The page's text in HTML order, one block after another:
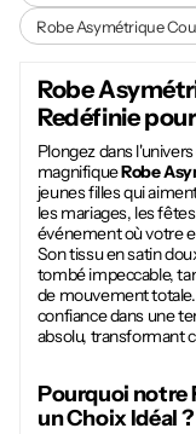
Robe Asymétrique
Robe
Redéfinie
Plongez dans
magnifiqueRobe
jeunes filles qui
les mariages, les
événement où votre
Son tissu en satin
tombé impeccable,
de mouvement
confiance dans une
absolu, transformant
Pourquoi notre
un Choix Idéal ?